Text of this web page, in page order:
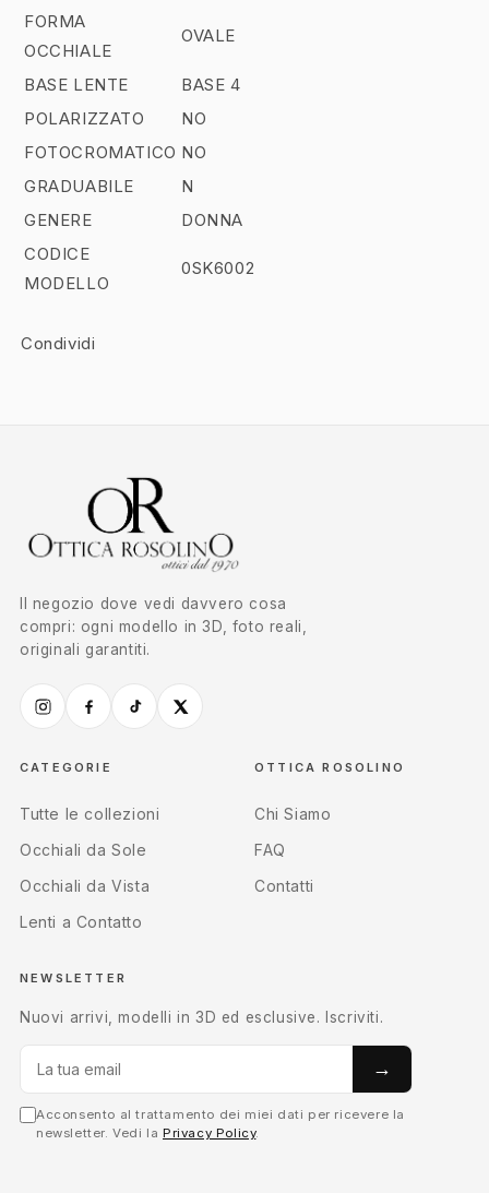
FORMA
OCCHIALE
OVALE
BASE LENTE
BASE 4
POLARIZZATO
NO
FOTOCROMATICO NO
GRADUABILE
N
GENERE
DONNA
CODICE
MODELLO
0SK6002
Condividi
Il negozio dove vedi davvero cosa
compri: ogni modello in 3D, foto reali,
originali garantiti.
CATEGORIE
Tutte le collezioni
Occhiali da Sole
Occhiali da Vista
Lenti a Contatto
OTTICA ROSOLINO
Chi Siamo
FAQ
Contatti
NEWSLETTER
Nuovi arrivi, modelli in 3D ed esclusive. Iscriviti.
→
Acconsento al trattamento dei miei dati per ricevere la
newsletter. Vedi la Privacy Policy.